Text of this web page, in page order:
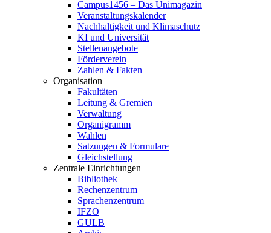
Campus1456 – Das Unimagazin
Veranstaltungskalender
Nachhaltigkeit und Klimaschutz
KI und Universität
Stellenangebote
Förderverein
Zahlen & Fakten
Organisation
Fakultäten
Leitung & Gremien
Verwaltung
Organigramm
Wahlen
Satzungen & Formulare
Gleichstellung
Zentrale Einrichtungen
Bibliothek
Rechenzentrum
Sprachenzentrum
IFZO
GULB